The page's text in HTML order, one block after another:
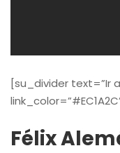
[su_divider text=”Ir
Félix